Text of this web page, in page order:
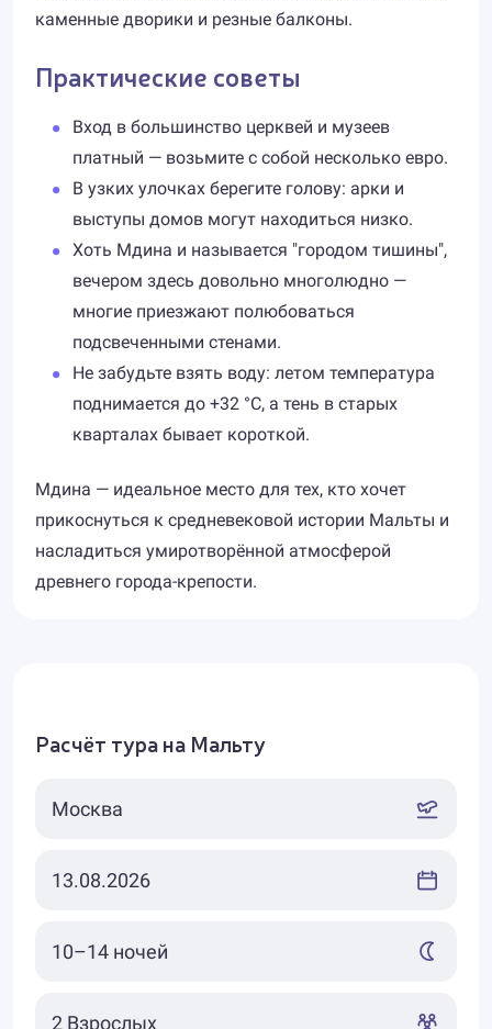
каменные дворики и резные балконы.
Практические советы
Вход в большинство церквей и музеев
платный — возьмите с собой несколько евро.
В узких улочках берегите голову: арки и
выступы домов могут находиться низко.
Хоть Мдина и называется "городом тишины",
вечером здесь довольно многолюдно —
многие приезжают полюбоваться
подсвеченными стенами.
Не забудьте взять воду: летом температура
поднимается до +32 °C, а тень в старых
кварталах бывает короткой.
Мдина — идеальное место для тех, кто хочет
прикоснуться к средневековой истории Мальты и
насладиться умиротворённой атмосферой
древнего города-крепости.
Расчёт тура на Мальту